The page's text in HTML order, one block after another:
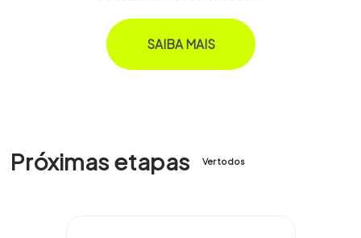
SAIBA MAIS
Próximas etapas Ver todos